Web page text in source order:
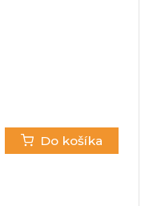
Do košíka